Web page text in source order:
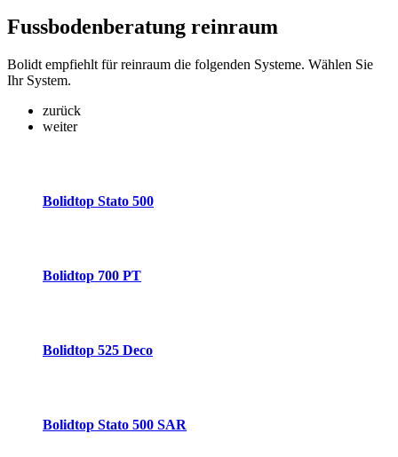
Fussbodenberatung reinraum
Bolidt empfiehlt für reinraum die folgenden Systeme. Wählen Sie
Ihr System.
zurück
weiter
Bolidtop Stato 500
Bolidtop 700 PT
Bolidtop 525 Deco
Bolidtop Stato 500 SAR